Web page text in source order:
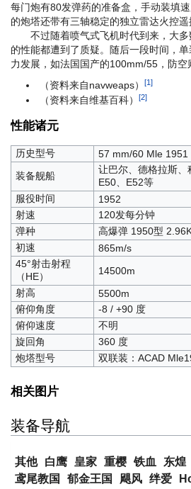
每门炮有80发弹药的准备盒，手动装填
的炮塔还带有三轴稳定的独立雷达火控遥
不过随着喷气式飞机时代到来，大多
的性能都遭到了质疑。随后一段时间，
力发展，如法国国产的100mm/55，防空
（资料来自navweaps）[1]
（资料来自维基百科）[2]
性能诸元
历史型号
57 mm/60 Mle 1951
装备舰船
让巴尔、德格拉斯、
E50、E52等
服役时间
1952
射速
120发每分钟
弹种
高爆弹 1950型
初速
865m/s
45°射击射程
（HE）
14500m
射高
5500m
俯仰角度
-8 / +90 度
俯仰速度
不明
旋回角
360 度
炮塔型号
双联装：ACAD
相关图片
装备导航
其他 白鹰 皇家 重樱 铁血 东煌
鸢尾教国
郁金王国 飓风 绊爱